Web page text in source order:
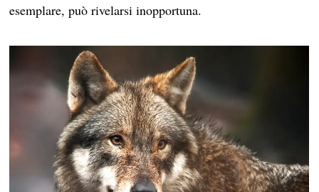
esemplare, può rivelarsi inopportuna.